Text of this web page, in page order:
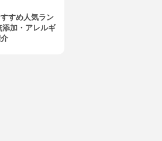
超細芯アイブロウ
すめ人気ラン
加・アレルギ